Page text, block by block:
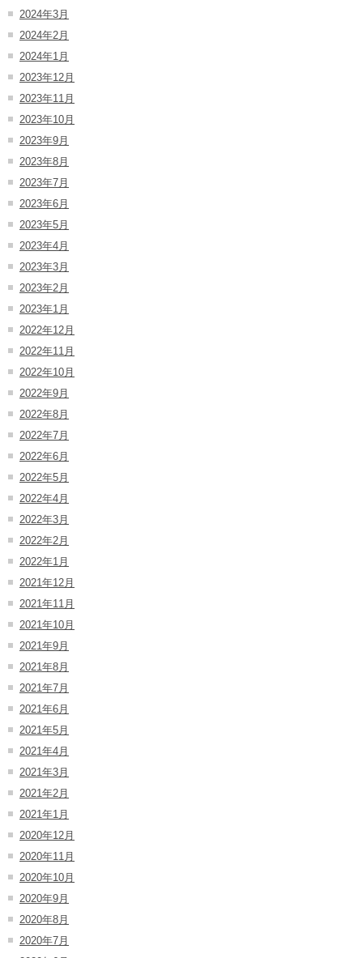
2024年3月
2024年2月
2024年1月
2023年12月
2023年11月
2023年10月
2023年9月
2023年8月
2023年7月
2023年6月
2023年5月
2023年4月
2023年3月
2023年2月
2023年1月
2022年12月
2022年11月
2022年10月
2022年9月
2022年8月
2022年7月
2022年6月
2022年5月
2022年4月
2022年3月
2022年2月
2022年1月
2021年12月
2021年11月
2021年10月
2021年9月
2021年8月
2021年7月
2021年6月
2021年5月
2021年4月
2021年3月
2021年2月
2021年1月
2020年12月
2020年11月
2020年10月
2020年9月
2020年8月
2020年7月